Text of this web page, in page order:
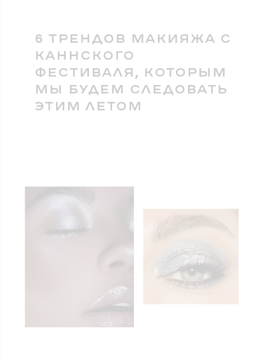
6 ТРЕНДОВ МАКИЯЖА С
КАННСКОГО
ФЕСТИВАЛЯ, КОТОРЫМ
МЫ БУДЕМ СЛЕДОВАТЬ
ЭТИМ ЛЕТОМ